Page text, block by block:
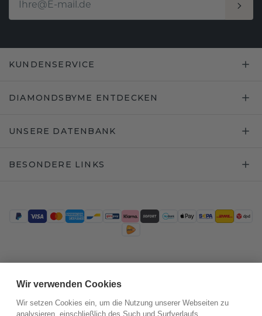
KUNDENSERVICE
DIAMONDSBYME ENTDECKEN
UNSERE DATENBANK
BESONDERE LINKS
Wir verwenden Cookies
Wir setzen Cookies ein, um die Nutzung unserer Webseiten zu
analysieren, einschließlich des Such und Surfverlaufs,